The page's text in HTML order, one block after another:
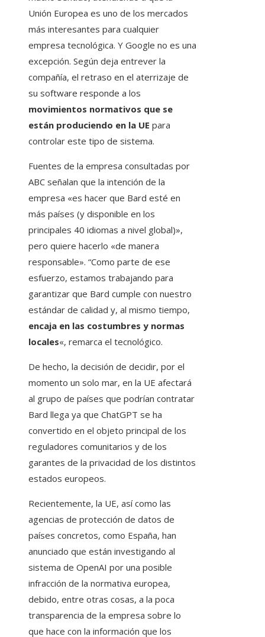
Unión Europea es uno de los mercados
más interesantes para cualquier
empresa tecnológica. Y Google no es una
excepción. Según deja entrever la
compañía, el retraso en el aterrizaje de
su software responde a los
movimientos normativos que se
están produciendo en la UE para
controlar este tipo de sistema.
Fuentes de la empresa consultadas por
ABC señalan que la intención de la
empresa «es hacer que Bard esté en
más países (y disponible en los
principales 40 idiomas a nivel global)»,
pero quiere hacerlo «de manera
responsable». “Como parte de ese
esfuerzo, estamos trabajando para
garantizar que Bard cumple con nuestro
estándar de calidad y, al mismo tiempo,
encaja en las costumbres y normas
locales«, remarca el tecnológico.
De hecho, la decisión de decidir, por el
momento un solo mar, en la UE afectará
al grupo de países que podrían contratar
Bard llega ya que ChatGPT se ha
convertido en el objeto principal de los
reguladores comunitarios y de los
garantes de la privacidad de los distintos
estados europeos.
Recientemente, la UE, así como las
agencias de protección de datos de
países concretos, como España, han
anunciado que están investigando al
sistema de OpenAI por una posible
infracción de la normativa europea,
debido, entre otras cosas, a la poca
transparencia de la empresa sobre lo
que hace con la información que los